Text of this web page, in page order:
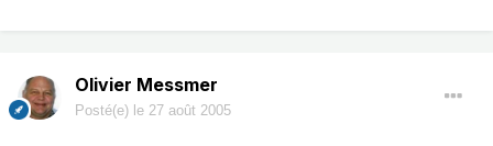
Olivier Messmer
Posté(e) le 27 août 2005